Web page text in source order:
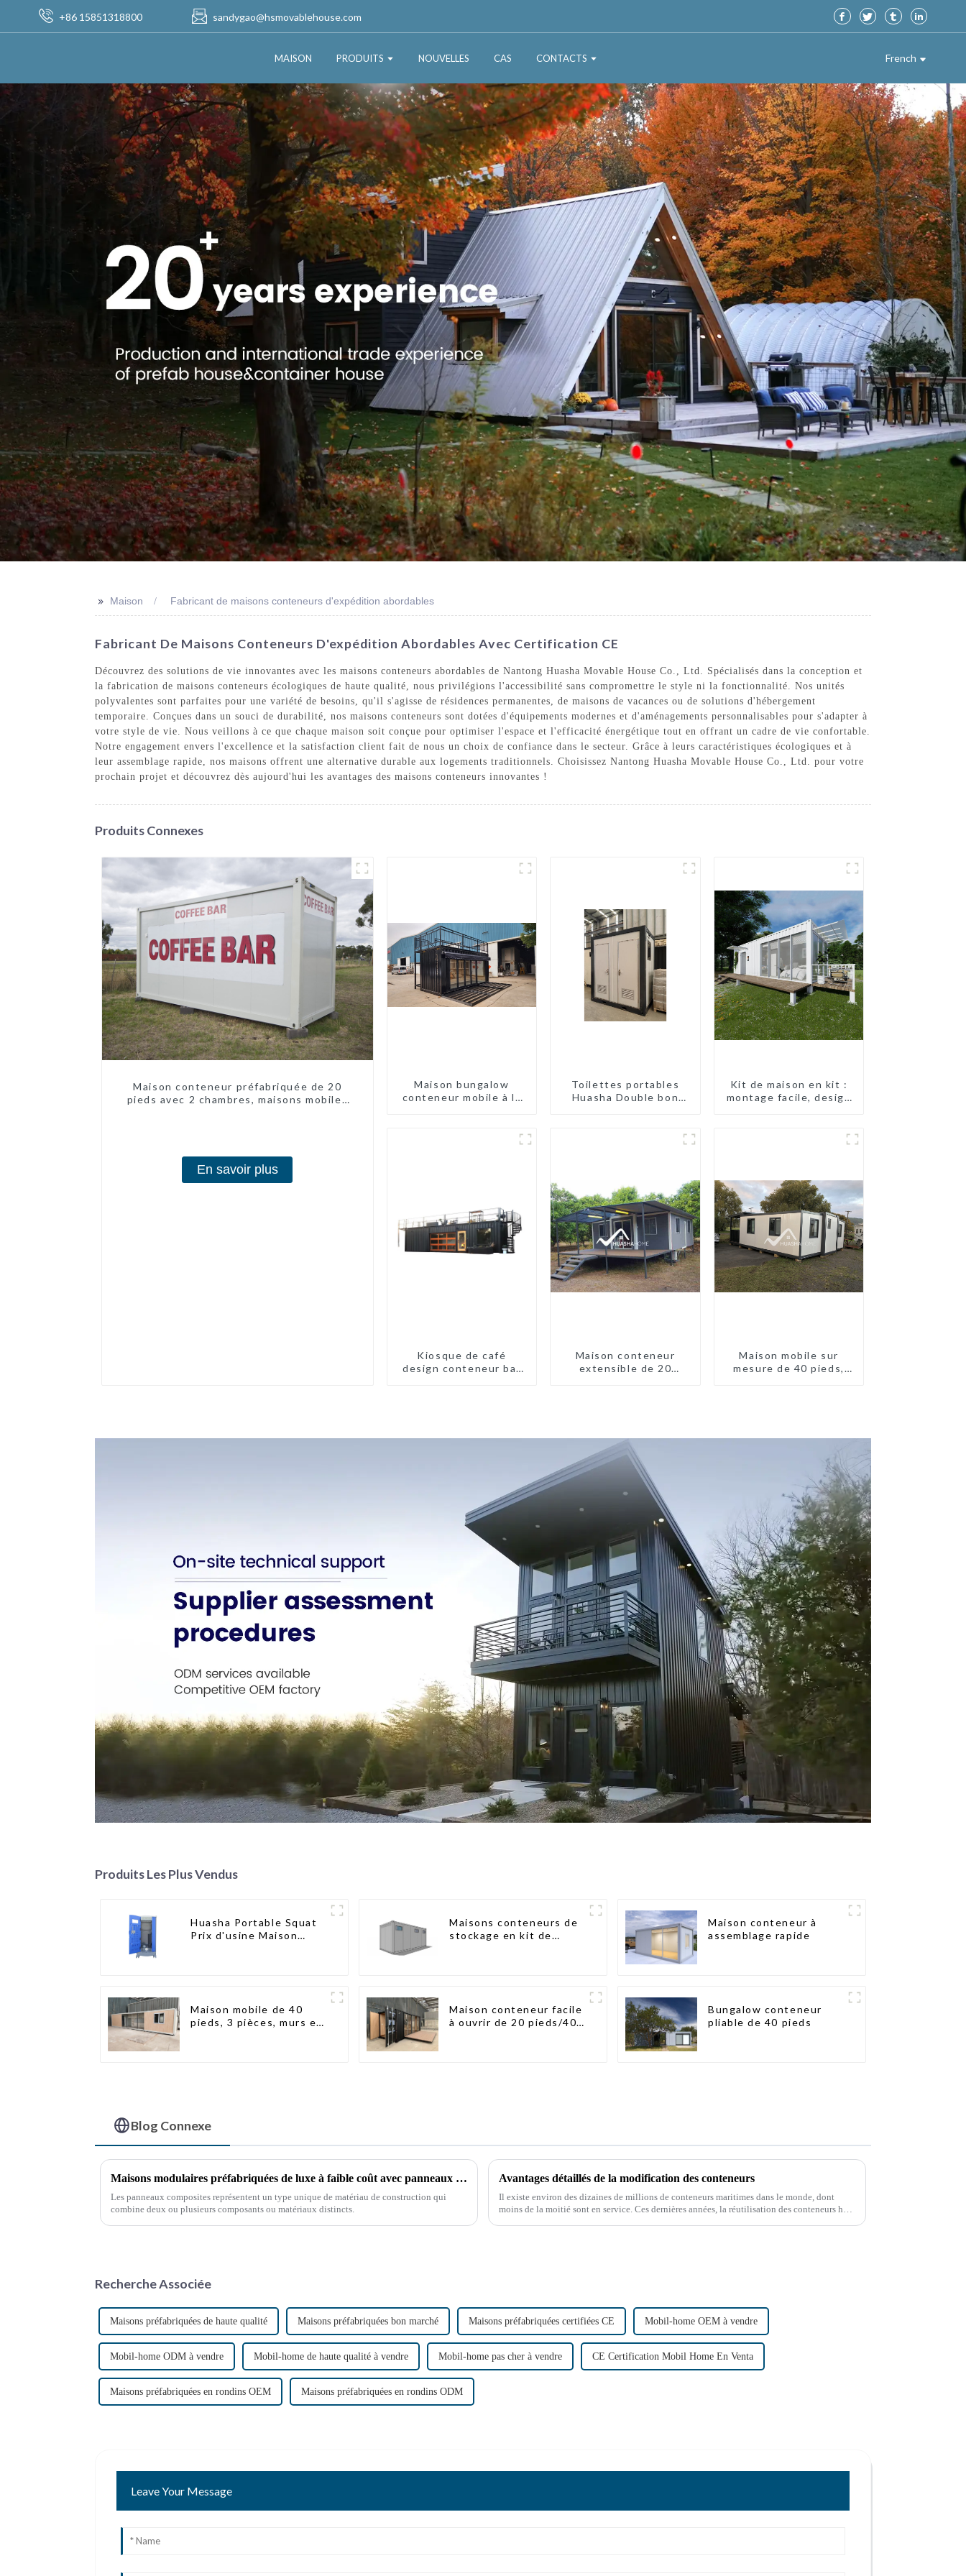
+86 15851318800 sandygao@hsmovablehouse.com
MAISON PRODUITS NOUVELLES CAS CONTACTS French
>> Maison Fabricant de maisons conteneurs d'expédition abordables
Fabricant De Maisons Conteneurs D'expédition Abordables Avec Certification CE
Découvrez des solutions de vie innovantes avec les maisons conteneurs abordables de Nantong Huasha Movable House Co., Ltd. Spécialisés dans la conception et
la fabrication de maisons conteneurs écologiques de haute qualité, nous privilégions l'accessibilité sans compromettre le style ni la fonctionnalité. Nos unités
polyvalentes sont parfaites pour une variété de besoins, qu'il s'agisse de résidences permanentes, de maisons de vacances ou de solutions d'hébergement
temporaire. Conçues dans un souci de durabilité, nos maisons conteneurs sont dotées d'équipements modernes et d'aménagements personnalisables pour s'adapter à
votre style de vie. Nous veillons à ce que chaque maison soit conçue pour optimiser l'espace et l'efficacité énergétique tout en offrant un cadre de vie confortable.
Notre engagement envers l'excellence et la satisfaction client fait de nous un choix de confiance dans le secteur. Grâce à leurs caractéristiques écologiques et à
leur assemblage rapide, nos maisons offrent une alternative durable aux logements traditionnels. Choisissez Nantong Huasha Movable House Co., Ltd. pour votre
prochain projet et découvrez dès aujourd'hui les avantages des maisons conteneurs innovantes !
Produits Connexes
Maison conteneur préfabriquée de 20
pieds avec 2 chambres, maisons mobiles
En savoir plus
Maison bungalow
conteneur mobile à la
Toilettes portables
Huasha Double bon
Kit de maison en kit :
montage facile, design
Kiosque de café
design conteneur bar
Maison conteneur
extensible de 20
Maison mobile sur
mesure de 40 pieds,
Produits Les Plus Vendus
Huasha Portable Squat
Prix d'usine Maison
Maisons conteneurs de
stockage en kit de
Maison conteneur à
assemblage rapide
Maison mobile de 40
pieds, 3 pièces, murs en
Maison conteneur facile
à ouvrir de 20 pieds/40
Bungalow conteneur
pliable de 40 pieds
Blog Connexe
Maisons modulaires préfabriquées de luxe à faible coût avec panneaux sandwich
Les panneaux composites représentent un type unique de matériau de construction qui
combine deux ou plusieurs composants ou matériaux distincts.
Avantages détaillés de la modification des conteneurs
Il existe environ des dizaines de millions de conteneurs maritimes dans le monde, dont
moins de la moitié sont en service. Ces dernières années, la réutilisation des conteneurs hors
Recherche Associée
Maisons préfabriquées de haute qualité Maisons préfabriquées bon marché Maisons préfabriquées certifiées CE Mobil-home OEM à vendre
Mobil-home ODM à vendre Mobil-home de haute qualité à vendre Mobil-home pas cher à vendre CE Certification Mobil Home En Venta
Maisons préfabriquées en rondins OEM Maisons préfabriquées en rondins ODM
Leave Your Message